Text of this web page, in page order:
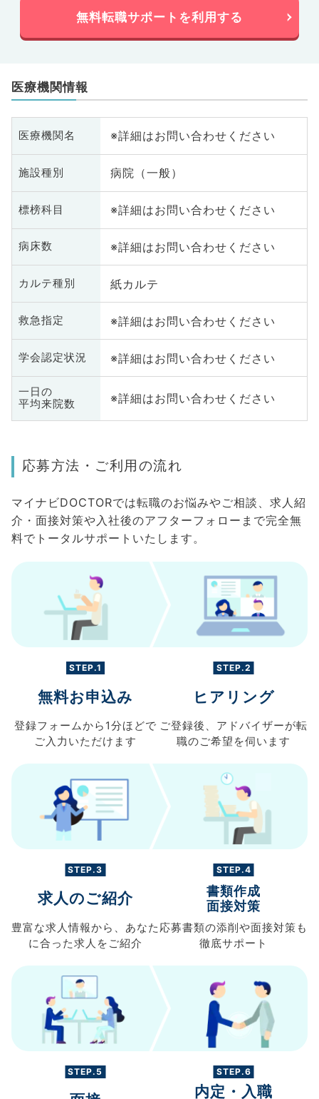
無料転職サポートを利用する
医療機関情報
医療機関名 ※詳細はお問い合わせください
施設種別 病院（一般）
標榜科目 ※詳細はお問い合わせください
病床数 ※詳細はお問い合わせください
カルテ種別 紙カルテ
救急指定 ※詳細はお問い合わせください
学会認定状況 ※詳細はお問い合わせください
一日の
平均来院数
※詳細はお問い合わせください
応募方法・ご利用の流れ
マイナビDOCTORでは転職のお悩みやご相談、求人紹
介・面接対策や入社後のアフターフォローまで完全無
料でトータルサポートいたします。
STEP.1
無料お申込み
登録フォームから 1分ほどで
ご入力 いただけます
STEP.2
ヒアリング
ご登録後、 アドバイザーが転
職のご希望を伺います
STEP.3
求人のご紹介
豊富な求人情報から、 あなた
に合った求人を ご紹介
STEP.4
書類作成
面接対策
応募書類の添削や面接対策も
徹底サポート
STEP.5 STEP.6
内定・入職